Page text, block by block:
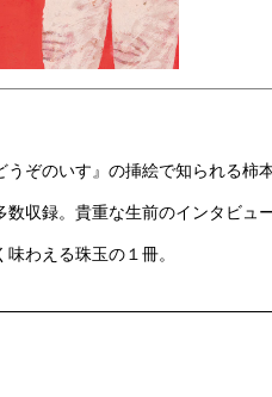
ぞのいす』の挿絵で知られる柿
収録。貴重な生前のインタビュ
わえる珠玉の１冊。